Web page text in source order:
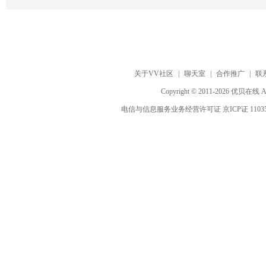
关于VV社区 聊天室 合作推广 联
Copyright © 2011-2026 优贝在线
电信与信息服务业务经营许可证 京ICP证